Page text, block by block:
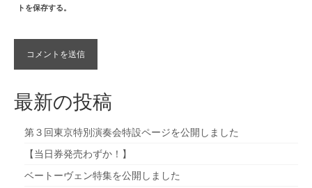
トを保存する。
最新の投稿
第３回東京特別演奏会特設ページを公開しました
【当日券発売わずか！】
ベートーヴェン特集を公開しました